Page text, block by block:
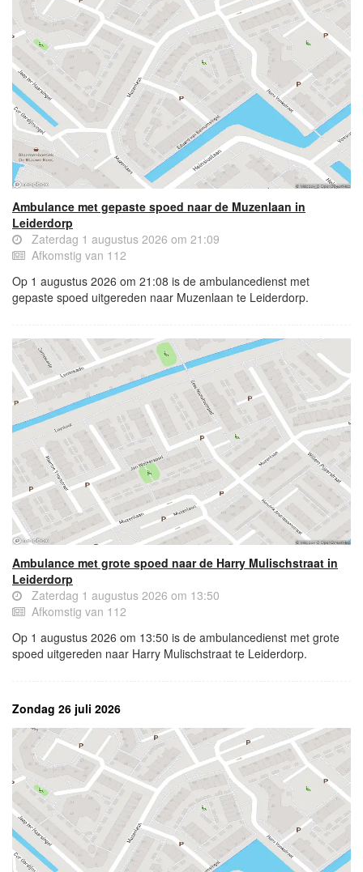
Ambulance met gepaste spoed naar de Muzenlaan in
Leiderdorp
Zaterdag 1 augustus 2026 om 21:09
Afkomstig van 112
Op 1 augustus 2026 om 21:08 is de ambulancedienst met
gepaste spoed uitgereden naar Muzenlaan te Leiderdorp.
Ambulance met grote spoed naar de Harry Mulischstraat in
Leiderdorp
Zaterdag 1 augustus 2026 om 13:50
Afkomstig van 112
Op 1 augustus 2026 om 13:50 is de ambulancedienst met grote
spoed uitgereden naar Harry Mulischstraat te Leiderdorp.
Zondag 26 juli 2026